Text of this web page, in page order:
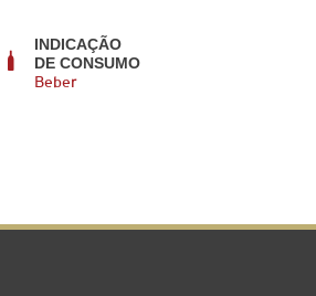
INDICAÇÃO
DE CONSUMO
Beber